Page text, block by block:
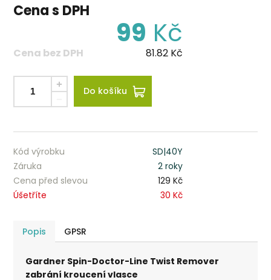
Cena s DPH
99 Kč
Cena bez DPH 81.82 Kč
Do košíku
Kód výrobku
SD|40Y
Záruka
2 roky
Cena před slevou
129 Kč
Úšetříte
30 Kč
Popis GPSR
Gardner Spin-Doctor-Line Twist Remover
zabrání kroucení vlasce